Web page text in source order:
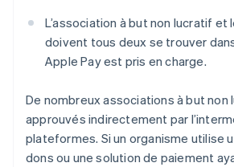
L’association à but non lucratif et
doivent tous deux se trouver
Apple Pay est pris en charge.
De nombreux associations à but non
approuvés indirectement par
plateformes. Si un organisme utilise
dons ou une solution de paiement